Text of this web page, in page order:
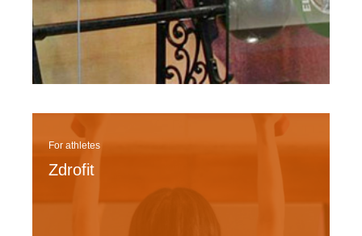
For athletes
Zdrofit